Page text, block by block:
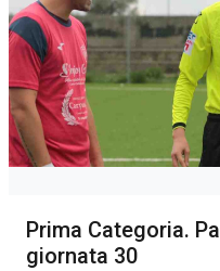
Prima Categoria.
giornata 30